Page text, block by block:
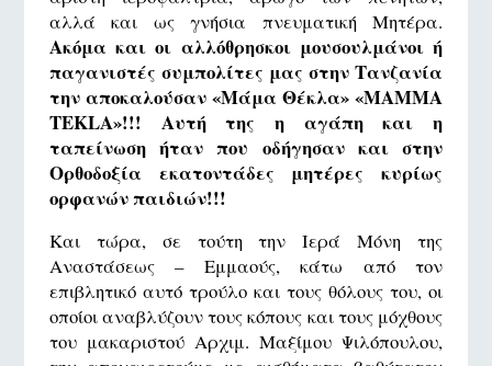
αλλά και ως γνήσια πνευματική Μητέρα.
Ακόμα και οι αλλόθρησκοι μουσουλμάνοι ή
παγανιστές συμπολίτες μας στην Τανζανία
την αποκαλούσαν «Μάμα Θέκλα» «MAMMA
TEKLA»!!!
Αυτή της η αγάπη και η
ταπείνωση ήταν που οδήγησαν και στην
Ορθοδοξία εκατοντάδες μητέρες κυρίως
ορφανών παιδιών!!!
Και τώρα, σε τούτη την Ιερά Μόνη της
Αναστάσεως – Εμμαούς, κάτω από τον
επιβλητικό αυτό τρούλο και τους θόλους του, οι
οποίοι αναβλύζουν τους κόπους και τους μόχθους
του μακαριστού Αρχιμ. Μαξίμου Ψιλόπουλου,